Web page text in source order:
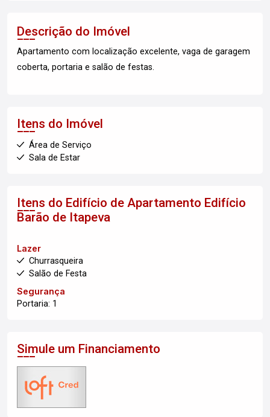
Descrição do Imóvel
Apartamento com localização excelente, vaga de garagem
coberta, portaria e salão de festas.
Itens do Imóvel
Área de Serviço
Sala de Estar
Itens do Edifício de Apartamento Edifício
Barão de Itapeva
Lazer
Churrasqueira
Salão de Festa
Segurança
Portaria: 1
Simule um Financiamento